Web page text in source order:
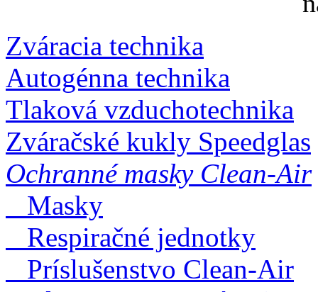
Zváracia technika
Autogénna technika
Tlaková vzduchotechnika
Zváračské kukly Speedglas
Ochranné masky Clean-Air
Masky
Respiračné jednotky
Príslušenstvo Clean-Air